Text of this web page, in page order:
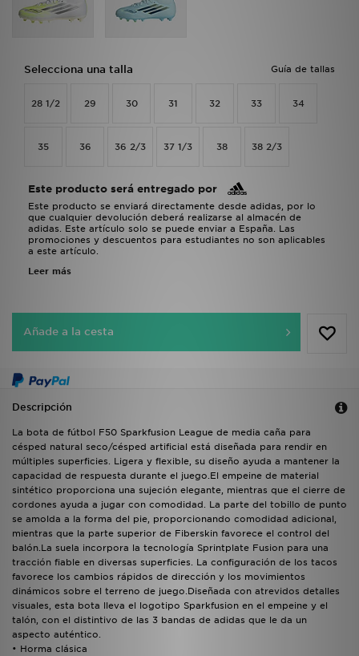
Guía de tallas
Selecciona una talla
28 1/2 29 30 31 32 33 34
35 36 36 2/3 37 1/3 38 38 2/3
Este producto será entregado por
Este producto se enviará directamente desde adidas, por lo
que cualquier devolución deberá realizarse al almacén de
adidas. Este artículo solo se puede enviar a España. Las
promociones y descuentos para estudiantes no son aplicables
a este artículo.
Leer más
Añade a la cesta
Descripción
La bota de fútbol F50 Sparkfusion League de media caña para
césped natural seco/césped artificial está diseñada para rendir en
múltiples superficies. Ligera y flexible, su diseño ayuda a mantener la
capacidad de respuesta durante el juego.El empeine de material
sintético proporciona una sujeción elegante, mientras que el cierre de
cordones ayuda a jugar con comodidad. La parte del tobillo de punto
se amolda a la forma del pie, proporcionando comodidad adicional,
mientras que la parte superior de Fiberskin favorece el control del
balón.La suela incorpora la tecnología Sprintplate Fusion para una
tracción fiable en diversas superficies. La configuración de los tacos
favorece los cambios rápidos de dirección y los movimientos
dinámicos sobre el terreno de juego.Diseñada con atrevidos detalles
visuales, esta bota lleva el logotipo Sparkfusion en el empeine y el
talón, con el distintivo de las 3 bandas de adidas que le da un
aspecto auténtico.
• Horma clásica